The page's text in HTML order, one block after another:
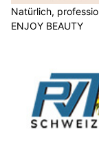
Natürlich,
ENJOY BEAUTY